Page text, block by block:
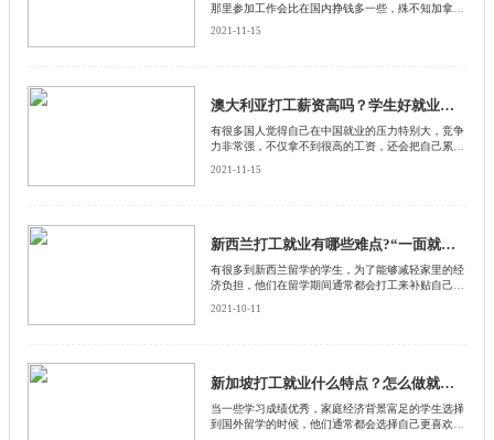
那里参加工作会比在国内挣钱多一些，殊不知加拿大
2021-11-15
澳大利亚打工薪资高吗？学生好就业吗？
有很多国人觉得自己在中国就业的压力特别大，竞争
力非常强，不仅拿不到很高的工资，还会把自己累个
2021-11-15
新西兰打工就业有哪些难点?“一面就死”是什么?
有很多到新西兰留学的学生，为了能够减轻家里的经
济负担，他们在留学期间通常都会打工来补贴自己的
要留在那里工作
2021-10-11
新加坡打工就业什么特点？怎么做就业机会更多？
当一些学习成绩优秀，家庭经济背景富足的学生选择
到国外留学的时候，他们通常都会选择自己更喜欢的